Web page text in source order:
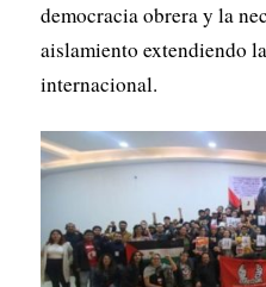
democracia obrera y la
aislamiento extendiendo
internacional.